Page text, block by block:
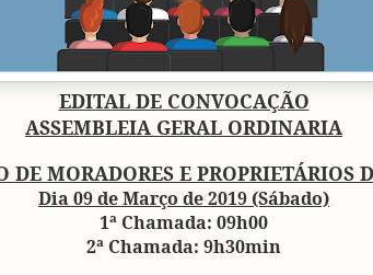
EDITAL DE CONVOCAÇÃO
ASSEMBLEIA GERAL ORDINARIA
DE MORADORES E PROPRIETÁRIOS
Dia 09 de Março de 2019 (Sábado)
1ª Chamada: 09h00
2ª Chamada: 9h30min